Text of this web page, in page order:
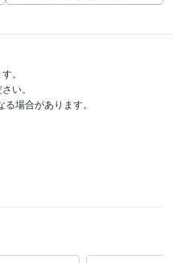
。
い。
場合があります。